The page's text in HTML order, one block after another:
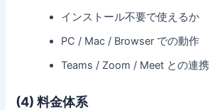
インストール不要で使えるか
PC / Mac / Browser での動作
Teams / Zoom / Meet との連携
(4) 料金体系